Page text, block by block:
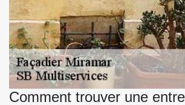
Comment trouver une